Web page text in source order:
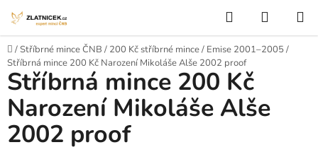
Hledat
Domů
/Stříbrné mince ČNB / 200 Kč stříbrné mince/ Emise 2001–2005/
Stříbrná mince 200 Kč Narození Mikoláše Alše 2002 proof
Stříbrná mince 200 Kč
Narození Mikoláše Alše
2002 proof